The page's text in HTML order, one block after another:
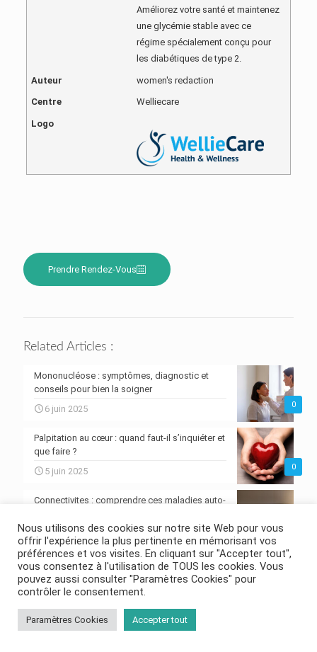
Améliorez votre santé et maintenez
une glycémie stable avec ce
régime spécialement conçu pour
les diabétiques de type 2.
Auteur women's redaction
Centre Welliecare
Logo
Prendre Rendez-Vous
Related Articles :
0
Mononucléose : symptômes, diagnostic et
conseils pour bien la soigner
6 juin 2025
0
Palpitation au cœur : quand faut-il s’inquiéter et
que faire ?
5 juin 2025
Connectivites : comprendre ces maladies auto-
4 juin 2025
Ongle incarné : comment le soigner
efficacement et éviter les récidives
3 juin 2025
Douleur au talon : 6 remèdes de grand-mère
Nous utilisons des cookies sur notre site Web pour vous
offrir l'expérience la plus pertinente en mémorisant vos
préférences et vos visites. En cliquant sur "Accepter tout",
vous consentez à l'utilisation de TOUS les cookies. Vous
pouvez aussi consulter "Paramètres Cookies" pour
contrôler le consentement.
Paramètres Cookies Accepter tout